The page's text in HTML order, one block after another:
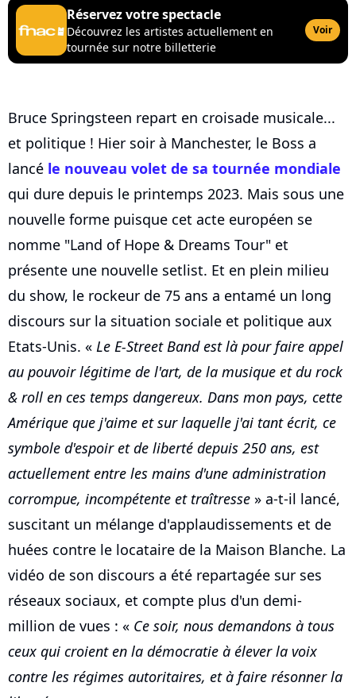
Réservez votre spectacle
Découvrez les artistes actuellement en
tournée sur notre billetterie
Voir
Bruce Springsteen repart en croisade musicale...
et politique ! Hier soir à Manchester, le Boss a
lancé le nouveau volet de sa tournée mondiale
qui dure depuis le printemps 2023. Mais sous une
nouvelle forme puisque cet acte européen se
nomme "Land of Hope & Dreams Tour" et
présente une nouvelle setlist. Et en plein milieu
du show, le rockeur de 75 ans a entamé un long
discours sur la situation sociale et politique aux
Etats-Unis. « Le E-Street Band est là pour faire appel
au pouvoir légitime de l'art, de la musique et du rock
& roll en ces temps dangereux. Dans mon pays, cette
Amérique que j'aime et sur laquelle j'ai tant écrit, ce
symbole d'espoir et de liberté depuis 250 ans, est
actuellement entre les mains d'une administration
corrompue, incompétente et traîtresse » a-t-il lancé,
suscitant un mélange d'applaudissements et de
huées contre le locataire de la Maison Blanche. La
vidéo de son discours a été repartagée sur ses
réseaux sociaux, et compte plus d'un demi-
million de vues : « Ce soir, nous demandons à tous
ceux qui croient en la démocratie à élever la voix
contre les régimes autoritaires, et à faire résonner la